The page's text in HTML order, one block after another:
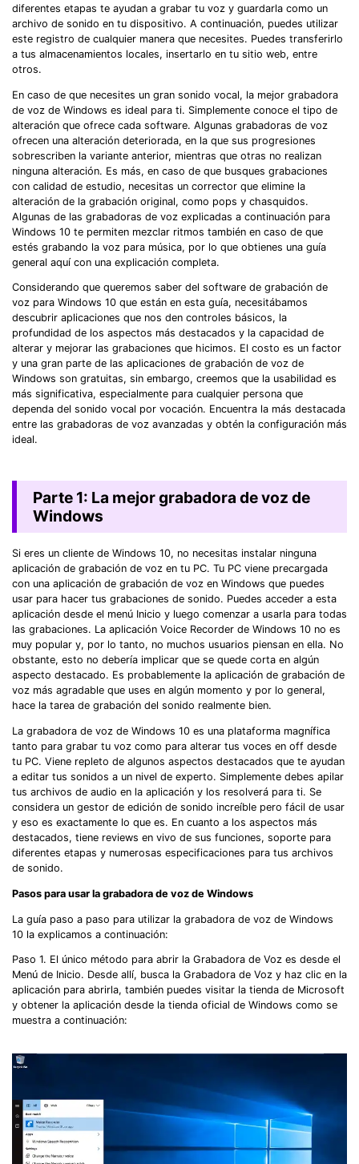
diferentes etapas te ayudan a grabar tu voz y guardarla como un
archivo de sonido en tu dispositivo. A continuación, puedes utilizar
este registro de cualquier manera que necesites. Puedes transferirlo
a tus almacenamientos locales, insertarlo en tu sitio web, entre
otros.
En caso de que necesites un gran sonido vocal, la mejor grabadora
de voz de Windows es ideal para ti. Simplemente conoce el tipo de
alteración que ofrece cada software. Algunas grabadoras de voz
ofrecen una alteración deteriorada, en la que sus progresiones
sobrescriben la variante anterior, mientras que otras no realizan
ninguna alteración. Es más, en caso de que busques grabaciones
con calidad de estudio, necesitas un corrector que elimine la
alteración de la grabación original, como pops y chasquidos.
Algunas de las grabadoras de voz explicadas a continuación para
Windows 10 te permiten mezclar ritmos también en caso de que
estés grabando la voz para música, por lo que obtienes una guía
general aquí con una explicación completa.
Considerando que queremos saber del software de grabación de
voz para Windows 10 que están en esta guía, necesitábamos
descubrir aplicaciones que nos den controles básicos, la
profundidad de los aspectos más destacados y la capacidad de
alterar y mejorar las grabaciones que hicimos. El costo es un factor
y una gran parte de las aplicaciones de grabación de voz de
Windows son gratuitas, sin embargo, creemos que la usabilidad es
más significativa, especialmente para cualquier persona que
dependa del sonido vocal por vocación. Encuentra la más destacada
entre las grabadoras de voz avanzadas y obtén la configuración más
ideal.
Parte 1: La mejor grabadora de voz de
Windows
Si eres un cliente de Windows 10, no necesitas instalar ninguna
aplicación de grabación de voz en tu PC. Tu PC viene precargada
con una aplicación de grabación de voz en Windows que puedes
usar para hacer tus grabaciones de sonido. Puedes acceder a esta
aplicación desde el menú Inicio y luego comenzar a usarla para todas
las grabaciones. La aplicación Voice Recorder de Windows 10 no es
muy popular y, por lo tanto, no muchos usuarios piensan en ella. No
obstante, esto no debería implicar que se quede corta en algún
aspecto destacado. Es probablemente la aplicación de grabación de
voz más agradable que uses en algún momento y por lo general,
hace la tarea de grabación del sonido realmente bien.
La grabadora de voz de Windows 10 es una plataforma magnífica
tanto para grabar tu voz como para alterar tus voces en off desde
tu PC. Viene repleto de algunos aspectos destacados que te ayudan
a editar tus sonidos a un nivel de experto. Simplemente debes apilar
tus archivos de audio en la aplicación y los resolverá para ti. Se
considera un gestor de edición de sonido increíble pero fácil de usar
y eso es exactamente lo que es. En cuanto a los aspectos más
destacados, tiene reviews en vivo de sus funciones, soporte para
diferentes etapas y numerosas especificaciones para tus archivos
de sonido.
Pasos para usar la grabadora de voz de Windows
La guía paso a paso para utilizar la grabadora de voz de Windows
10 la explicamos a continuación:
Paso 1. El único método para abrir la Grabadora de Voz es desde el
Menú de Inicio. Desde allí, busca la Grabadora de Voz y haz clic en la
aplicación para abrirla, también puedes visitar la tienda de Microsoft
y obtener la aplicación desde la tienda oficial de Windows como se
muestra a continuación: